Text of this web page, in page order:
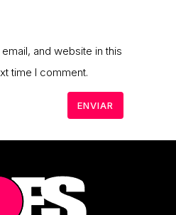
and website in this
time I comment.